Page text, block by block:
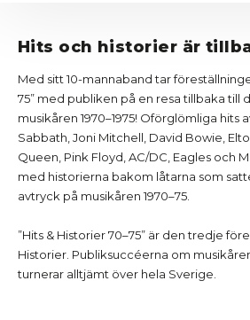
Hits och historier är
Med sitt 10-mannaband tar
75” med publiken på en resa tillbaka till
musikåren 1970–1975! Oförglömliga hits
Sabbath, Joni Mitchell, David Bowie,
Queen, Pink Floyd, AC/DC, Eagles och
med historierna bakom låtarna som
avtryck på musikåren 1970–75.
”Hits & Historier 70–75” är den tredje
Historier. Publiksuccéerna om musikåren
turnerar alltjämt över hela Sverige.